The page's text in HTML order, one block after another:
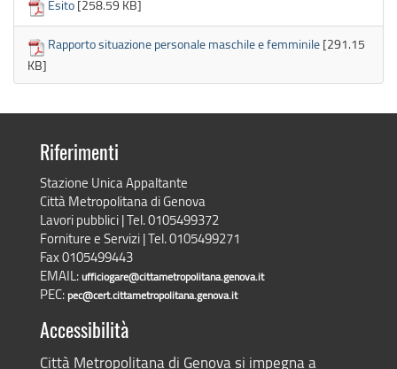
Esito [258.59 KB]
Rapporto situazione personale maschile e femminile [291.15
KB]
Riferimenti
Stazione Unica Appaltante
Città Metropolitana di Genova
Lavori pubblici | Tel. 0105499372
Forniture e Servizi | Tel. 0105499271
Fax 0105499443
EMAIL:ufficiogare@cittametropolitana.genova.it
PEC:pec@cert.cittametropolitana.genova.it
Accessibilità
Città Metropolitana di Genova si impegna a